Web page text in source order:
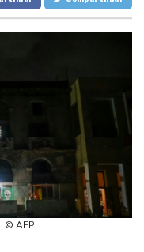
Goiânia
21 °C
de Janeiro
25 °C
Google
migrantes é
incidente em
na Turquia e veste
desculpas e 'apoio total'
conter a inflação
contra Griekspoor no
© AFP